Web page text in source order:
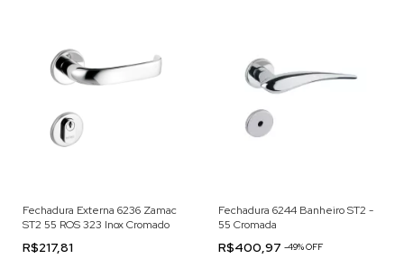
Fechadura Externa 6236 Zamac
ST2 55 ROS 323 Inox Cromado
R$217,81
Fechadura 6244 Banheiro ST2 -
55 Cromada
R$400,97 -49% OFF